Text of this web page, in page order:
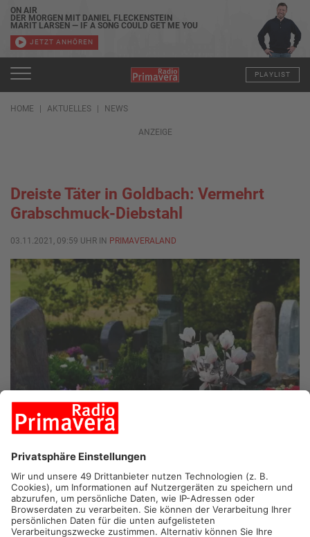
ON AIR
DER MORGEN MIT DANIEL FLECKENSTEIN
MARIT LARSEN — IF A SONG COULD GET ME YOU
JETZT ANHÖREN
PLAYLIST
HOME AKTUELLES NEWS
ANZEIGE
Dreiste Täter in Goldbach: Vermehrt
Grabschmuck-Diebstahl
03.11.2021, 09:59 UHR IN PRIMAVERALAND
GOLDBACH. Nach dreisten Diebstählen auf den Friedhöfen in
Goldbach, bittet die Gemeinde um Hinweise. Vermehrt
meldeten Bürger hier in letzter Zeit, dass von verschiedenen
Gräbern Grabschmuck gestohlen wurde.